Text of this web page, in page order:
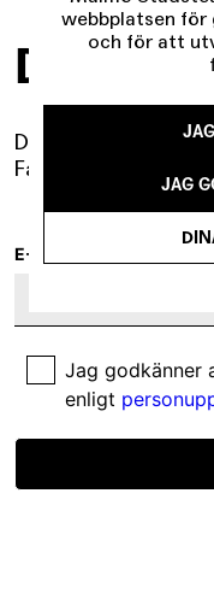
DRAMA
Det händer mer än
Få det samlat i vårt
E-POST
Jag godkänner
enligt
webbplatsen för
och för att
JAG